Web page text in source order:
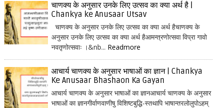
चाणक्य के अनुसार उनके लिए उत्सव का क्या अर्थ है |
Chankya ke Anusaar Utsav
चाणक्य के अनुसार उनके लिए उत्सव का क्या अर्थ हैचाणक्य के
अनुसार उनके लिए उत्सव का क्या अर्थ हैआमन्त्रणोत्सवा विप्रा गावो
नवतृणोत्सवाः ।&nb... Readmore
आचार्य चाणक्य के अनुसार भाषाओं का ज्ञान | Chankya
Ke Anusaar Bhashaon Ka Gayan
आचार्य चाणक्य के अनुसार भाषाओं का ज्ञानआचार्य चाणक्य के अनुसार
भाषाओं का ज्ञानगीर्वाणवाणीषु विशिष्टबुद्धि-स्तथापि भाषान्तरलोलुपोऽहम्